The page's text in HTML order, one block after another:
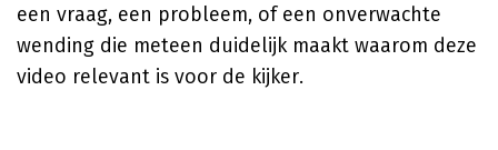
een vraag, een probleem, of een onverwachte
wending die meteen duidelijk maakt waarom deze
video relevant is voor de kijker.